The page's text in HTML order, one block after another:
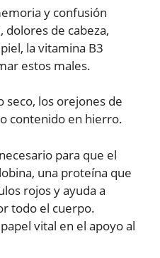
y confusión
dolores de cabeza,
la vitamina B3
estos males.
seco, los orejones de
contenido en hierro.
para que el
una proteína que
rojos y ayuda a
todo el cuerpo.
vital en el apoyo al